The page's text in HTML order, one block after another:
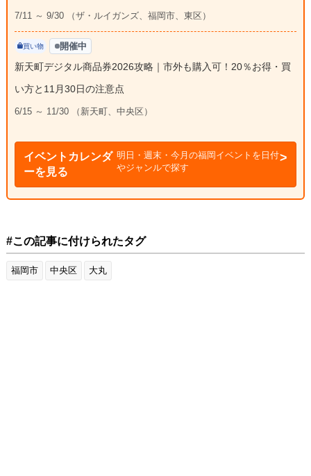
7/11 ～ 9/30 （ザ・ルイガンズ、福岡市、東区）
買い物 開催中
新天町デジタル商品券2026攻略｜市外も購入可！20％お得・買
い方と11月30日の注意点
6/15 ～ 11/30 （新天町、中央区）
イベントカレンダ
ーを見る
明日・週末・今月の福岡イベントを日付
やジャンルで探す
#この記事に付けられたタグ
福岡市 中央区 大丸